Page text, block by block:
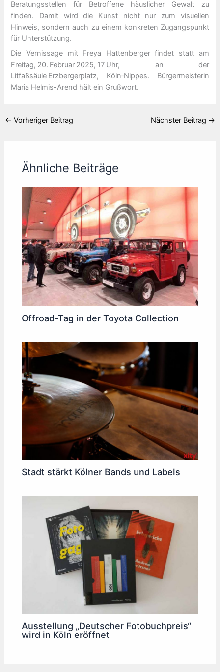
Beratungsstellen für Betroffene häuslicher Gewalt zu
finden. Damit wird die Kunst nicht nur zum visuellen
Hinweis, sondern auch zu einem konkreten Zugangspunkt
für Unterstützung.
Die Vernissage mit Freya Hattenberger findet statt am
Freitag, 20. Februar 2025, 17 Uhr, an der
Litfaßsäule Erzbergerplatz, Köln‑Nippes. Bürgermeisterin
Maria Helmis-Arend hält ein Grußwort.
← Vorheriger Beitrag Nächster Beitrag →
Ähnliche Beiträge
Offroad-Tag in der Toyota Collection
Stadt stärkt Kölner Bands und Labels
Ausstellung „Deutscher Fotobuchpreis“
wird in Köln eröffnet